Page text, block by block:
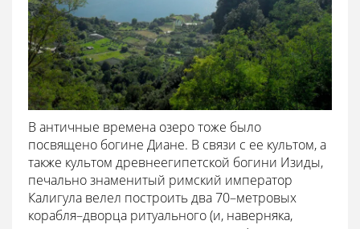
В античные времена озеро тоже было
посвящено богине Диане. В связи с ее культом, а
также культом древнеегипетской богини Изиды,
печально знаменитый римский император
Калигула велел построить два 70–метровых
корабля–дворца ритуального (и, наверняка,